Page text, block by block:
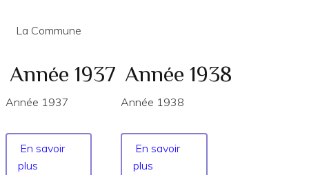
La Commune
Année 1937
Année 1937
En savoir
plus
Année 1938
Année 1938
En savoir
plus